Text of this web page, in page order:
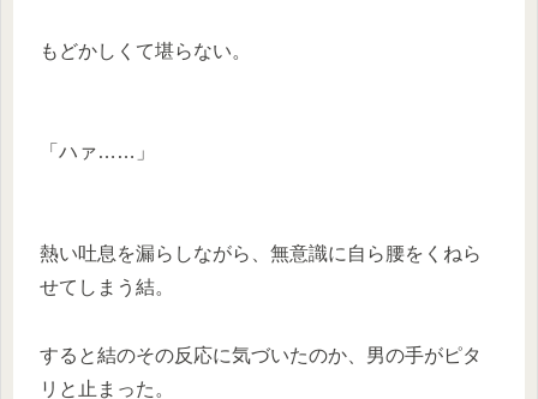
もどかしくて堪らない。
「ハァ……」
熱い吐息を漏らしながら、無意識に自ら腰をくねら
せてしまう結。
すると結のその反応に気づいたのか、男の手がピタ
リと止まった。